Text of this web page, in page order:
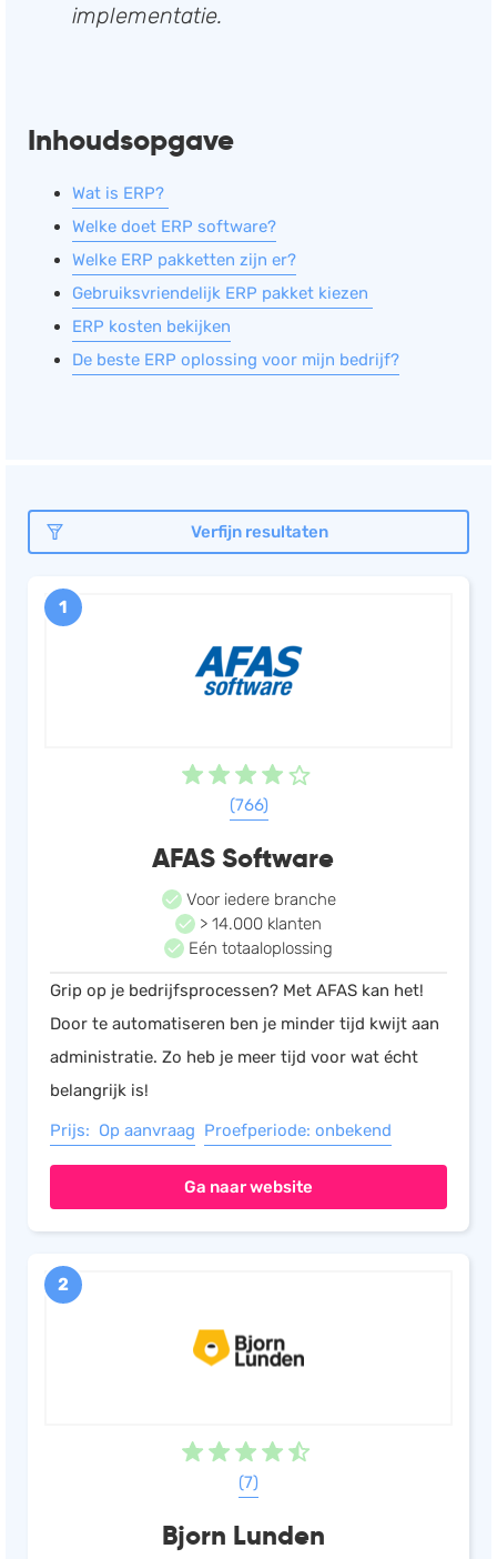
implementatie.
Inhoudsopgave
Wat is ERP?
Welke doet ERP software?
Welke ERP pakketten zijn er?
Gebruiksvriendelijk ERP pakket kiezen
ERP kosten bekijken
De beste ERP oplossing voor mijn bedrijf?
Verfijn resultaten
1
(766)
AFAS Software
Voor iedere branche
> 14.000 klanten
Eén totaaloplossing
Grip op je bedrijfsprocessen? Met AFAS kan het!
Door te automatiseren ben je minder tijd kwijt aan
administratie. Zo heb je meer tijd voor wat écht
belangrijk is!
Prijs: Op aanvraag Proefperiode: onbekend
Ga naar website
2
(7)
Bjorn Lunden